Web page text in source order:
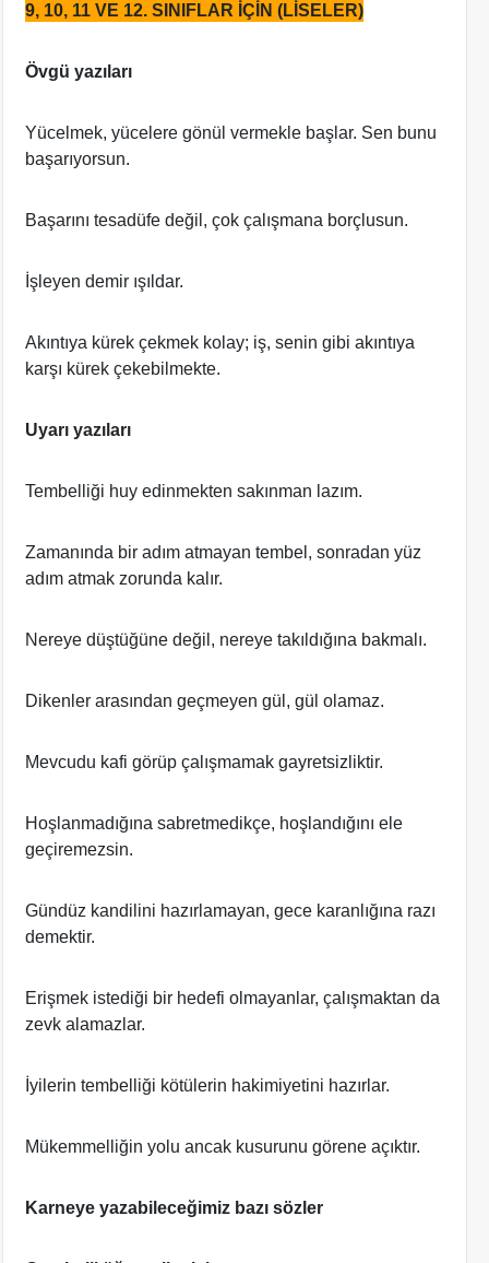
9, 10, 11 VE 12. SINIFLAR İÇİN (LİSELER)
Övgü yazıları
Yücelmek, yücelere gönül vermekle başlar. Sen bunu
başarıyorsun.
Başarını tesadüfe değil, çok çalışmana borçlusun.
İşleyen demir ışıldar.
Akıntıya kürek çekmek kolay; iş, senin gibi akıntıya
karşı kürek çekebilmekte.
Uyarı yazıları
Tembelliği huy edinmekten sakınman lazım.
Zamanında bir adım atmayan tembel, sonradan yüz
adım atmak zorunda kalır.
Nereye düştüğüne değil, nereye takıldığına bakmalı.
Dikenler arasından geçmeyen gül, gül olamaz.
Mevcudu kafi görüp çalışmamak gayretsizliktir.
Hoşlanmadığına sabretmedikçe, hoşlandığını ele
geçiremezsin.
Gündüz kandilini hazırlamayan, gece karanlığına razı
demektir.
Erişmek istediği bir hedefi olmayanlar, çalışmaktan da
zevk alamazlar.
İyilerin tembelliği kötülerin hakimiyetini hazırlar.
Mükemmelliğin yolu ancak kusurunu görene açıktır.
Karneye yazabileceğimiz bazı sözler